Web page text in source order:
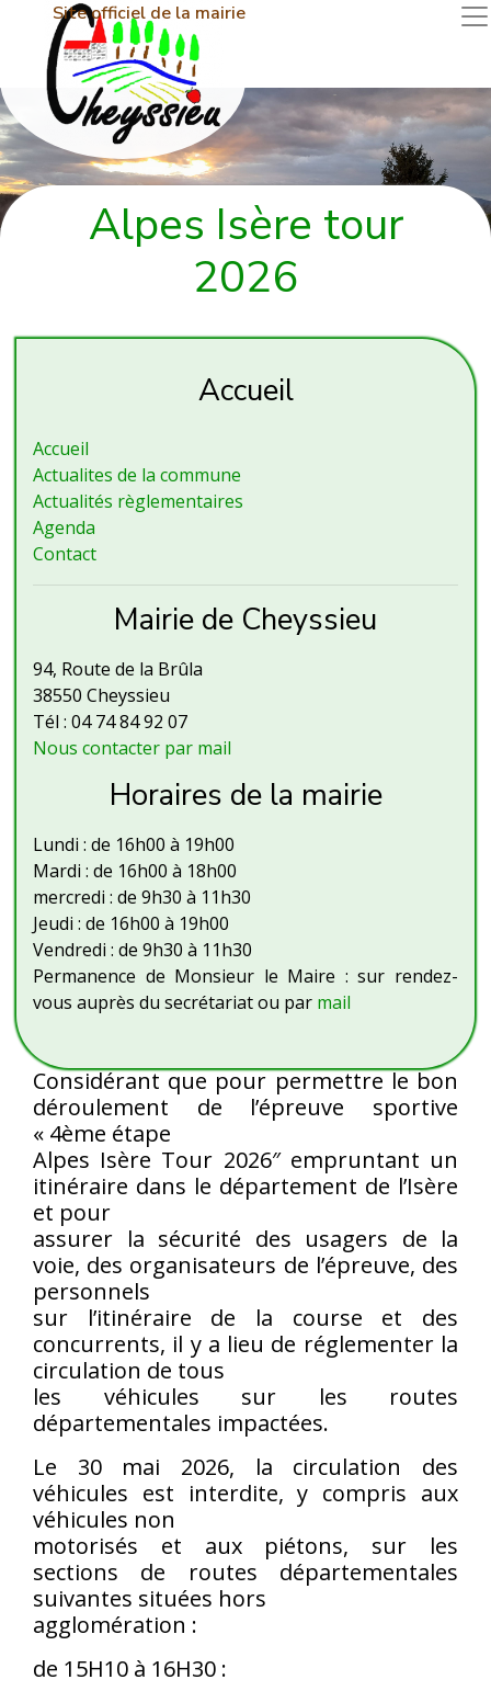
Site officiel de la mairie
Alpes Isère tour
2026
Accueil
Accueil
Actualites de la commune
Actualités règlementaires
Agenda
Contact
Mairie de Cheyssieu
94, Route de la Brûla
38550 Cheyssieu
Tél : 04 74 84 92 07
Nous contacter par mail
Horaires de la mairie
Lundi : de 16h00 à 19h00
Mardi : de 16h00 à 18h00
mercredi : de 9h30 à 11h30
Jeudi : de 16h00 à 19h00
Vendredi : de 9h30 à 11h30
Permanence de Monsieur le Maire : sur rendez-
vous auprès du secrétariat ou par mail
Considérant que pour permettre le bon
déroulement de l’épreuve sportive
« 4ème étape
Alpes Isère Tour 2026″ empruntant un
itinéraire dans le département de l’Isère
et pour
assurer la sécurité des usagers de la
voie, des organisateurs de l’épreuve, des
personnels
sur l’itinéraire de la course et des
concurrents, il y a lieu de réglementer la
circulation de tous
les véhicules sur les routes
départementales impactées.
Le 30 mai 2026, la circulation des
véhicules est interdite, y compris aux
véhicules non
motorisés et aux piétons, sur les
sections de routes départementales
suivantes situées hors
agglomération :
de 15H10 à 16H30 :